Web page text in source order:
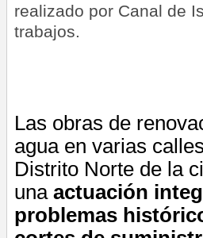
realizado por Canal de
trabajos.
Las obras de
agua en varias
Distrito Norte de la
una actuación
problemas